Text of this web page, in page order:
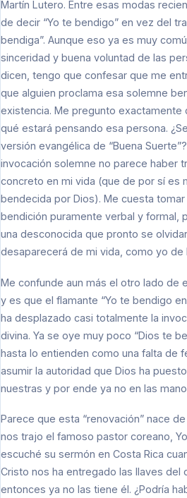
Martín Lutero. Entre esas modas
de decir “Yo te bendigo” en vez del
bendiga”. Aunque eso ya es muy
sinceridad y buena voluntad de las
dicen, tengo que confesar que me
que alguien proclama esa solemne
existencia. Me pregunto exactamente
qué estará pensando esa persona.
versión evangélica de “Buena
invocación solemne no parece haber
concreto en mi vida (que de por sí es
bendecida por Dios). Me cuesta
bendición puramente verbal y formal,
una desconocida que pronto se
desaparecerá de mi vida, como yo de
Me confunde aun más el otro lado de
y es que el flamante “Yo te bendigo
ha desplazado casi totalmente la
divina. Ya se oye muy poco “Dios te
hasta lo entienden como una falta de
asumir la autoridad que Dios ha
nuestras y por ende ya no en las
Parece que esta “renovación” nace
nos trajo el famoso pastor coreano,
escuché su sermón en Costa Rica
Cristo nos ha entregado las llaves del
entonces ya no las tiene él. ¿Podría